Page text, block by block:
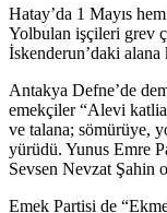
Hatay’da 1 Mayıs
Yolbulan işçileri grev
İskenderun’daki alana
Antakya Defne’de
emekçiler “Alevi
ve talana; sömürüye,
yürüdü. Yunus Emre
Sevsen Nevzat Şahin
Emek Partisi de